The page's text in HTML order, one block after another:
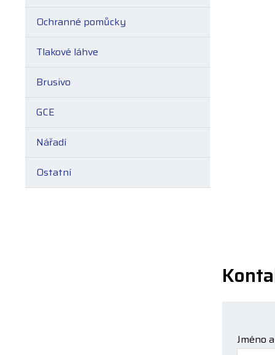
Ochranné pomůcky
Tlakové láhve
Brusivo
GCE
Nářadí
Ostatní
Jméno